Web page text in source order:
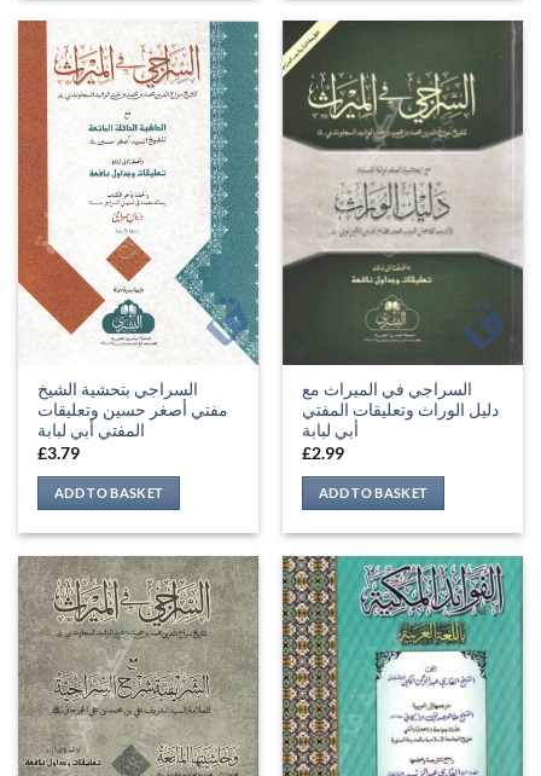
السراجي بتحشية الشيخ
مفتي أصغر حسين وتعليقات
المفتي أبي لبابة
£3.79
ADD TO BASKET
السراجي في الميراث مع
دليل الوراث وتعليقات المفتي
أبي لبابة
£2.99
ADD TO BASKET